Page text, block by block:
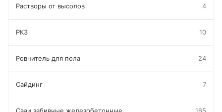
Растворы от высолов 4
РКЗ 10
Ровнитель для пола 24
Сайдинг 7
Сваи забивные железобетонные 165